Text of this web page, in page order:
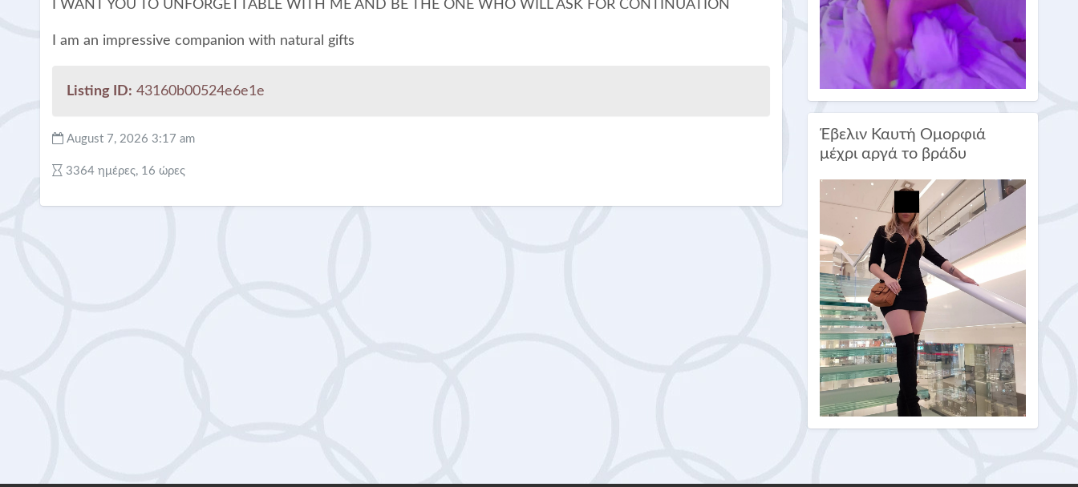
I WANT YOU TO UNFORGETTABLE WITH ME AND BE THE ONE WHO WILL ASK FOR CONTINUATION
I am an impressive companion with natural gifts
Listing ID: 43160b00524e6e1e
August 7, 2026 3:17 am
3364 ημέρες, 16 ώρες
Έβελιν Καυτή Ομορφιά
μέχρι αργά το βράδυ